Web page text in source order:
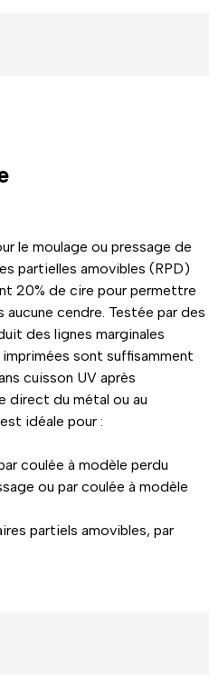
le moulage ou pressage de
partielles amovibles (RPD)
20% de cire pour permettre
aucune cendre. Testée par des
des lignes marginales
sont suffisamment
cuisson UV après
direct du métal ou au
idéale pour :
coulée à modèle perdu
ou par coulée à modèle
partiels amovibles, par